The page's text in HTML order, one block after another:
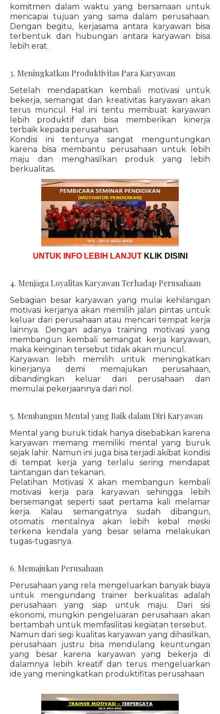
komitmen dalam waktu yang bersamaan untuk
mencapai tujuan yang sama dalam perusahaan.
Dengan begitu, kerjasama antara karyawan bisa
terbentuk dan hubungan antara karyawan bisa
lebih erat.
3. Meningkatkan Produktivitas Para Karyawan
Setelah mendapatkan kembali motivasi untuk
bekerja, semangat dan kreativitas karyawan akan
terus muncul. Hal ini tentu membuat karyawan
lebih produktif dan bisa memberikan kinerja
terbaik kepada perusahaan.
Kondisi ini tentunya sangat menguntungkan
karena bisa membantu perusahaan untuk lebih
maju dan menghasilkan produk yang lebih
berkualitas.
UNTUK INFO LEBIH LANJUT KLIK DISINI
4. Menjaga Loyalitas Karyawan Terhadap Perusahaan
Sebagian besar karyawan yang mulai kehilangan
motivasi kerjanya akan memilih jalan pintas untuk
keluar dari perusahaan atau mencari tempat kerja
lainnya. Dengan adanya training motivasi yang
membangun kembali semangat kerja karyawan,
maka keinginan tersebut tidak akan muncul.
Karyawan lebih memilih untuk meningkatkan
kinerjanya demi memajukan perusahaan,
dibandingkan keluar dari perusahaan dan
memulai pekerjaannya dari nol.
5. Membangun Mental yang Baik dalam Diri Karyawan
Mental yang buruk tidak hanya disebabkan karena
karyawan memang memiliki mental yang buruk
sejak lahir. Namun ini juga bisa terjadi akibat kondisi
di tempat kerja yang terlalu sering mendapat
tantangan dan tekanan.
Pelatihan Motivasi X akan membangun kembali
motivasi kerja para karyawan sehingga lebih
bersemangat seperti saat pertama kali melamar
kerja. Kalau semangatnya sudah dibangun,
otomatis mentalnya akan lebih kebal meski
terkena kendala yang besar selama melakukan
tugas-tugasnya.
6. Memajukan Perusahaan
Perusahaan yang rela mengeluarkan banyak biaya
untuk mengundang trainer berkualitas adalah
perusahaan yang siap untuk maju. Dari sisi
ekonomi, mungkin pengeluaran perusahaan akan
bertambah untuk memfasilitasi kegiatan tersebut.
Namun dari segi kualitas karyawan yang dihasilkan,
perusahaan justru bisa mendulang keuntungan
yang besar karena karyawan yang bekerja di
dalamnya lebih kreatif dan terus mengeluarkan
ide yang meningkatkan produktifitas perusahaan